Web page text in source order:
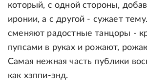
который, с одной стороны,
иронии, а с другой - сужает
сменяют радостные танцоры -
пупсами в руках и рожают,
Самая нежная часть публики
как хэппи-энд.